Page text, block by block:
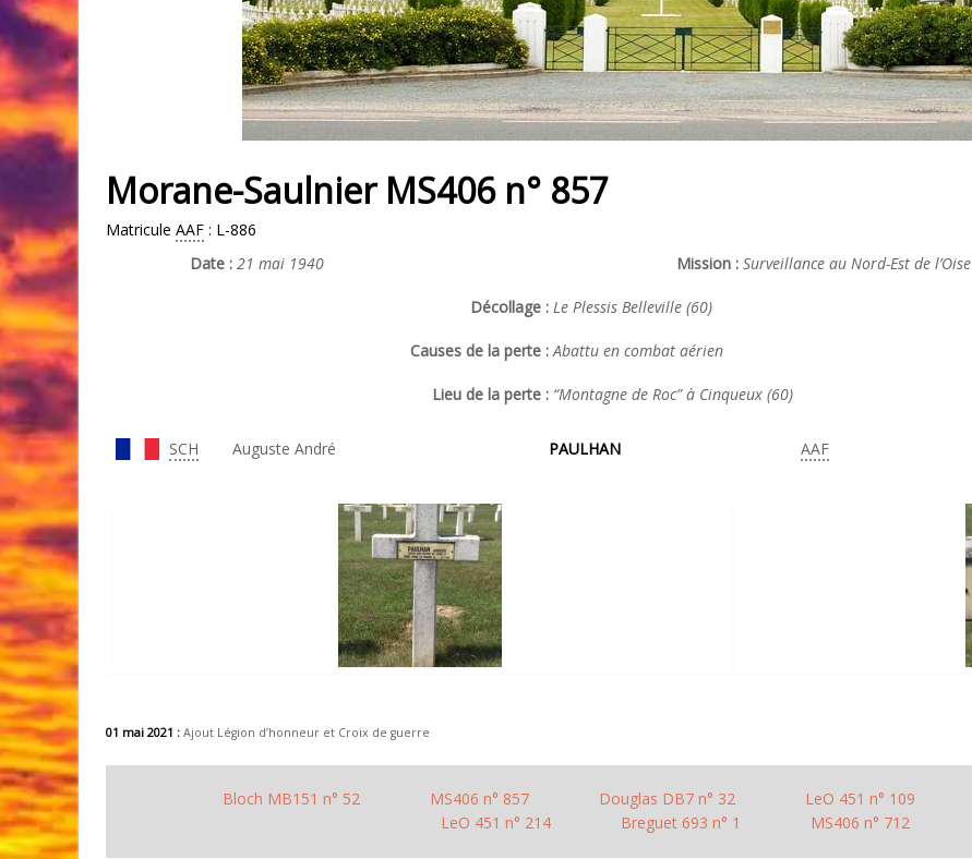
Morane-Saulnier MS406 n° 857
Matricule AAF : L-886
Date : 21 mai 1940 Mission : Surveillance au Nord-Est de l’Oise
Décollage : Le Plessis Belleville (60)
Causes de la perte :Abattu en combat aérien
Lieu de la perte : “Montagne de Roc” à Cinqueux (60)
SCH Auguste André PAULHAN AAF
01 mai 2021 : Ajout Légion d’honneur et Croix de guerre
Bloch MB151 n° 52 MS406 n° 857 Douglas DB7 n° 32 LeO 451 n° 109
LeO 451 n° 214
Breguet 693 n° 1 MS406 n° 712